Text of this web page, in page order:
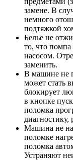
замене. В
немного
подтяжкой
Белье не
то, что помпа
насосом.
заменить.
В машине не
может стать
блокирует
в кнопке
поломка
Машина не
поломке
поломка
Устраняют